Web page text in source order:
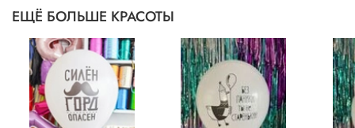
ЕЩЁ БОЛЬШЕ КРАСОТЫ